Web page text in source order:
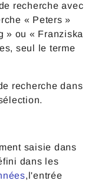
recherche avec
« Peters »
» ou « Franziska
seul le terme
recherche dans
saisie dans
dans les
,l'entrée